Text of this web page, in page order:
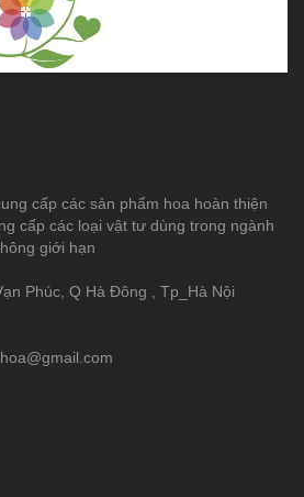
cấp các sản phẩm hoa hoàn thiện
cấp các loại vật tư dùng trong ngành
giới hạn
Phúc, Q Hà Đông , Tp_Hà Nội